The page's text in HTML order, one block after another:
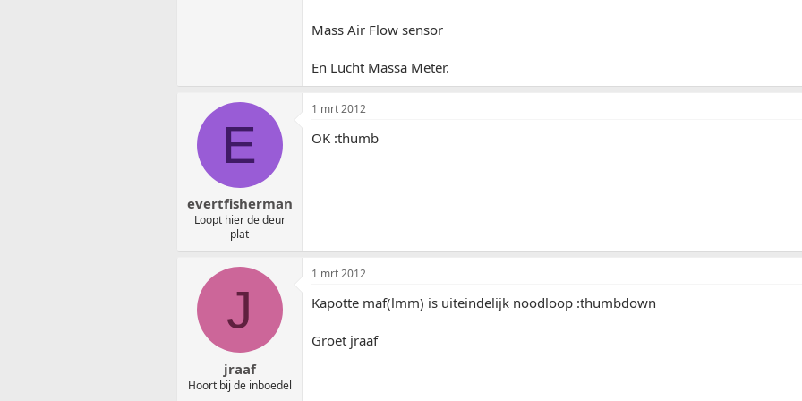
Mass Air Flow sensor
En Lucht Massa Meter.
E
evertfisherman
Loopt hier de deur
plat
1 mrt 2012
OK :thumb
J
jraaf
Hoort bij de inboedel
1 mrt 2012
Kapotte maf(lmm) is uiteindelijk noodloop :thumbdown
Groet jraaf